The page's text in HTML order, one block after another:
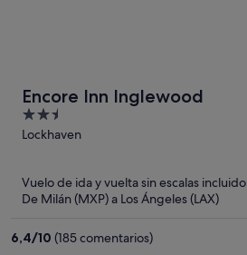
Encore Inn Inglewood
2.5
out
5
Lockhaven
Vuelo de ida y vuelta sin escalas incluido
De Milán (MXP) a Los Ángeles (LAX)
6,4/10 (185 comentarios)